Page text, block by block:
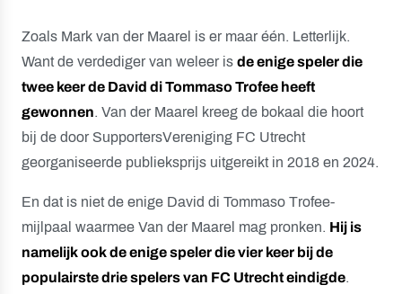
Zoals Mark van der Maarel is er maar één. Letterlijk.
Want de verdediger van weleer is de enige speler die
twee keer de David di Tommaso Trofee heeft
gewonnen. Van der Maarel kreeg de bokaal die hoort
bij de door SupportersVereniging FC Utrecht
georganiseerde publieksprijs uitgereikt in 2018 en 2024.
En dat is niet de enige David di Tommaso Trofee-
mijlpaal waarmee Van der Maarel mag pronken. Hij is
namelijk ook de enige speler die vier keer bij de
populairste drie spelers van FC Utrecht eindigde.